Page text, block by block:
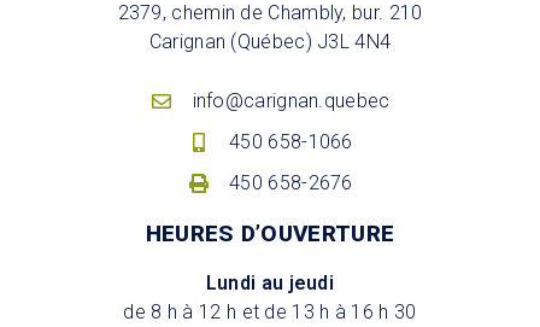
2379, chemin de Chambly, bur. 210
Carignan (Québec) J3L 4N4
info@carignan.quebec
450 658-1066
450 658-2676
HEURES D’OUVERTURE
Lundi au jeudi
de 8 h à 12 h et de 13 h à 16 h 30